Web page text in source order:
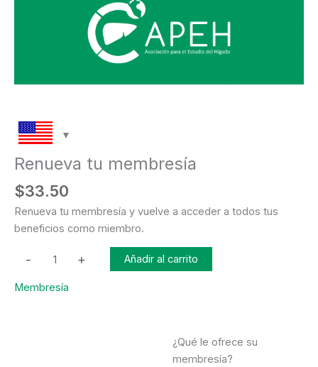
Renueva tu membresía
$33.50
Renueva tu membresía y vuelve a acceder a todos tus
beneficios como miembro.
- + Añadir al carrito
Membresía
¿Qué le ofrece su
membresía?